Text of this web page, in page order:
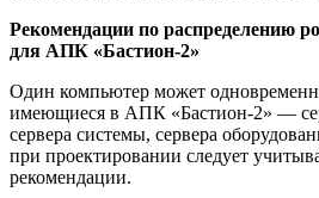
Рекомендации по распределению
для АПК «Бастион-2»
Один компьютер может
имеющиеся в АПК «Бастион-2» —
сервера системы, сервера
при проектировании следует
рекомендации.